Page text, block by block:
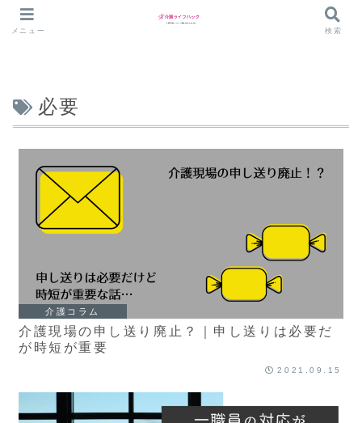
必要
介護コラム
介護現場の申し送り廃止？｜申し送りは必要だ
が時短が重要
2021.09.15
メニュー 検索